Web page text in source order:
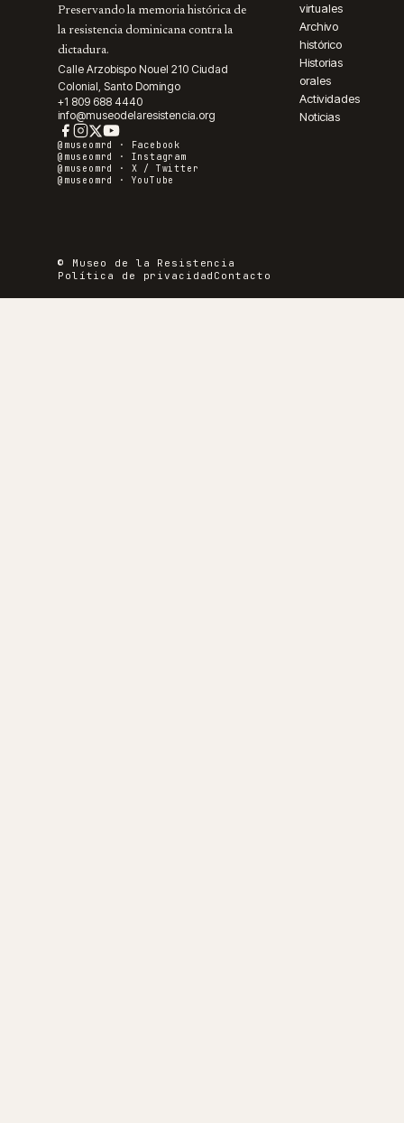
Preservando la memoria histórica de
la resistencia dominicana contra la
dictadura.
Calle Arzobispo Nouel 210 Ciudad
Colonial, Santo Domingo
+1 809 688 4440
info@museodelaresistencia.org
@museomrd ·
Facebook
@museomrd · Instagram
@museomrd · X / Twitter
@museomrd · YouTube
virtuales
Archivo
histórico
Historias
orales
Actividades
Noticias
© Museo de la Resistencia
Política de privacidad Contacto